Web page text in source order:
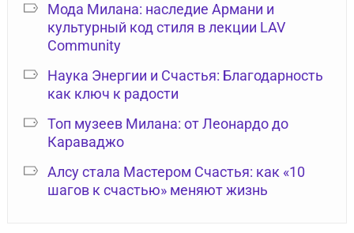
Мода Милана: наследие Армани и
культурный код стиля в лекции LAV
Community
Наука Энергии и Счастья: Благодарность
как ключ к радости
Топ музеев Милана: от Леонардо до
Караваджо
Алсу стала Мастером Счастья: как «10
шагов к счастью» меняют жизнь